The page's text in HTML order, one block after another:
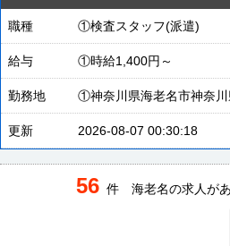
職種 ①検査スタッフ(派遣)
給与 ①時給1,400円～
勤務地 ①神奈川県海老名市神奈
更新 2026-08-07 00:30:18
56 件 海老名の求人が